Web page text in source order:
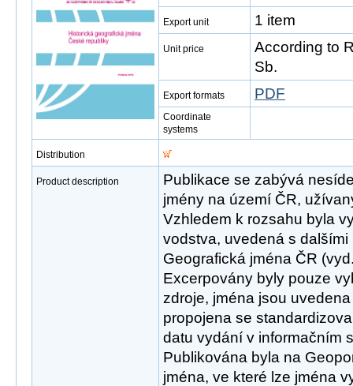
Export unit 1 item
Unit price
According to
Sb.
Export formats PDF
Coordinate
systems
Distribution
Product description
Publikace se zabývá
jmény na území ČR,
Vzhledem k rozsahu byla
vodstva, uvedená s
Geografická jména ČR
Excerpovány byly pouze
zdroje, jména jsou
propojena se
datu vydání v informačním
Publikována byla na
jména, ve které lze jména